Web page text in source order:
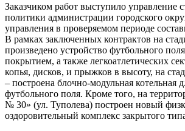
Заказчиком работ выступило управление
политики администрации городского
управления в проверяемом периоде
В рамках заключенных контрактов на
произведено устройство футбольного
покрытием, а также легкоатлетических
копья, дисков, и прыжков в высоту, на
– построена блочно-модульная котельная
футбольного поля. Кроме того, на
№ 30» (ул. Туполева) построен новый
оздоровительный комплекс закрытого